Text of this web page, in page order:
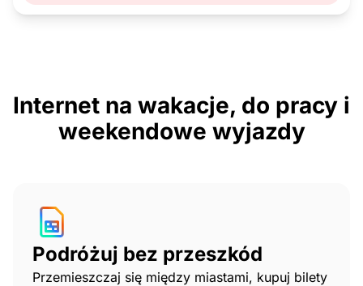
Internet na wakacje, do pracy i
weekendowe wyjazdy
Podróżuj bez przeszkód
Przemieszczaj się między miastami, kupuj bilety